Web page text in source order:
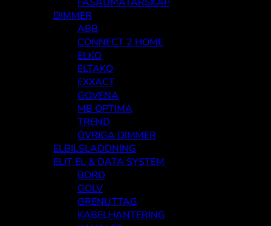
DIMMER
ABB
CONNECT 2 HOME
ELKO
ELTAKO
EXXACT
GOVENA
MB OPTIMA
TREND
ÖVRIGA DIMMER
ELBILSLADDNING
ELIT EL & DATA SYSTEM
BORD
GOLV
GRENUTTAG
KABELHANTERING